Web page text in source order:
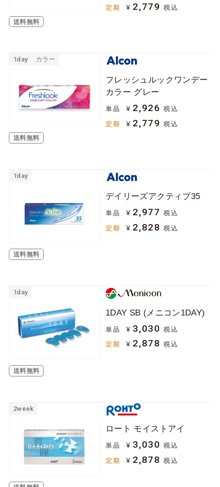
送料無料
定期 ¥ 2,779 税込
1day カラー
送料無料
フレッシュルックワンデー
カラー グレー
単品 ¥ 2,926 税込
定期 ¥ 2,779 税込
1day
送料無料
デイリーズアクティブ35
単品 ¥ 2,977 税込
定期 ¥ 2,828 税込
1day
送料無料
1DAY SB (メニコン1DAY)
単品 ¥ 3,030 税込
定期 ¥ 2,878 税込
2week
ロート モイストアイ
単品 ¥ 3,030 税込
定期 ¥ 2,878 税込